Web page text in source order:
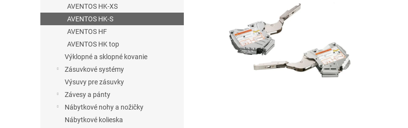
e
l
AVENTOS HK-XS
AVENTOS HK-S
AVENTOS HF
AVENTOS HK top
Výklopné a sklopné kovanie
Zásuvkové systémy
Výsuvy pre zásuvky
Závesy a pánty
Nábytkové nohy a nožičky
Nábytkové kolieska